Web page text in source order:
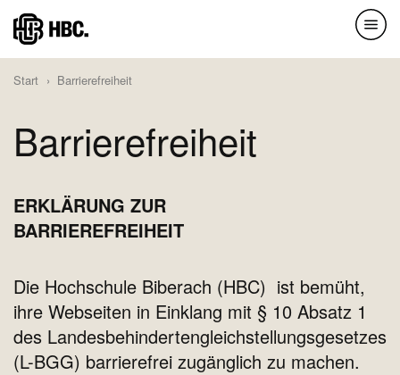
Direkt
zum
Inhalt
Start Barrierefreiheit
Barrierefreiheit
ERKLÄRUNG ZUR
BARRIEREFREIHEIT
Die Hochschule Biberach (HBC) ist bemüht,
ihre Webseiten in Einklang mit § 10 Absatz 1
des Landesbehindertengleichstellungsgesetzes
(L-BGG) barrierefrei zugänglich zu machen.